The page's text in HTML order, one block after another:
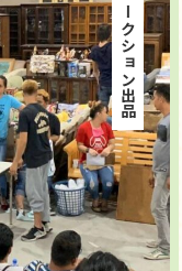
海外オークション出品